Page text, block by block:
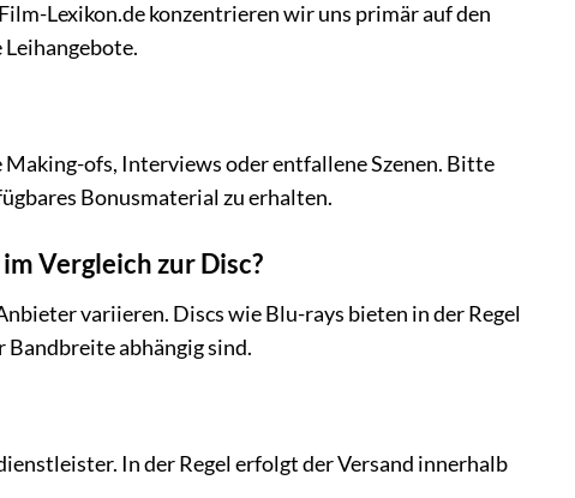
Lexikon.de konzentrieren wir uns primär auf den
ofs, Interviews oder entfallene Szenen. Bitte
Bonusmaterial zu erhalten.
Vergleich zur Disc?
variieren. Discs wie Blu-rays bieten in der Regel
abhängig sind.
In der Regel erfolgt der Versand innerhalb